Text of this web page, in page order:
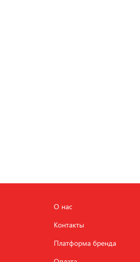
О нас
Контакты
Платформа бренда